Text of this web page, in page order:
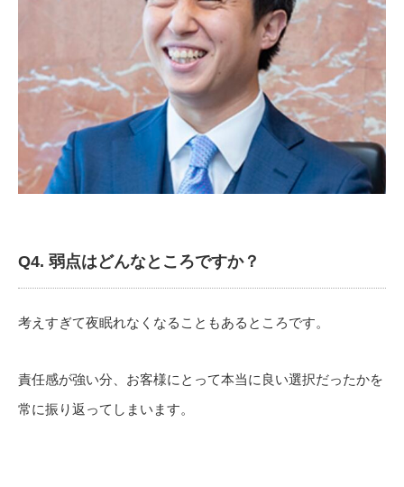
Q4. 弱点はどんなところですか？
考えすぎて夜眠れなくなることもあるところです。
責任感が強い分、 お客様にとって本当に良い選択だったかを
常に振り返ってしまいます。